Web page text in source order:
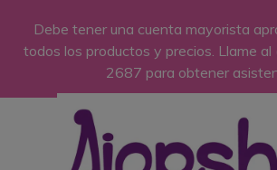
Debe tener una cuenta mayorista
todos los productos y precios. Llame al
2687 para obtener